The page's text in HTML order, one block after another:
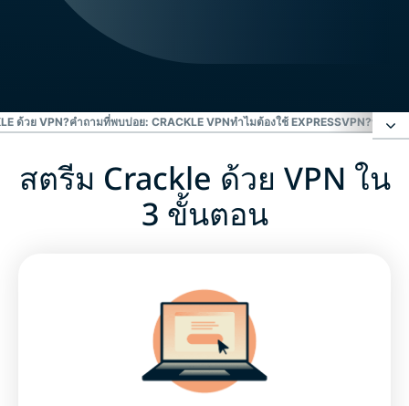
ด้วย VPN?คำถามที่พบบ่อย: CRACKLE VPNทำไมต้องใช้ EXPRESSVPN?ทดลอง
สตรีม Crackle ด้วย VPN ใน 3 ขั้นตอน
ทำไมถึงต้องสตรีม Crackle ด้วย VPN?
คำถามที่พบบ่อย: Crackle VPN
ทำไมต้องใช้ ExpressVPN?
ทดลอง VPN ที่ดีที่สุดสำหรับการสตรีม Crackle โดยไม่มี
สตรีม Crackle ด้วย VPN ใน
3 ขั้นตอน